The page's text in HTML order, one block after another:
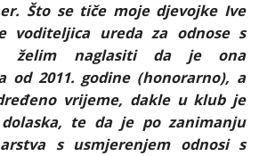
Što se tiče moje djevojke Ive
voditeljica ureda za odnose s
želim naglasiti da je ona
od 2011. godine (honorarno), a
vrijeme, dakle u klub je
te da je po zanimanju
s usmjerenjem odnosi s